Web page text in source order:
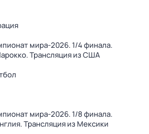
мира-2026. 1/4 финала.
Трансляция из США
мира-2026. 1/8 финала.
Трансляция из Мексики